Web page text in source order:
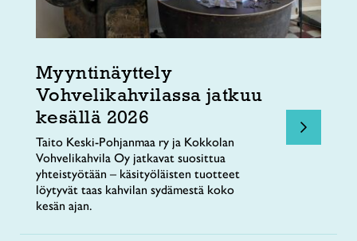
Myyntinäyttely
Vohvelikahvilassa jatkuu
kesällä 2026
Taito Keski-Pohjanmaa ry ja Kokkolan
Vohvelikahvila Oy jatkavat suosittua
yhteistyötään – käsityöläisten tuotteet
löytyvät taas kahvilan sydämestä koko
kesän ajan.